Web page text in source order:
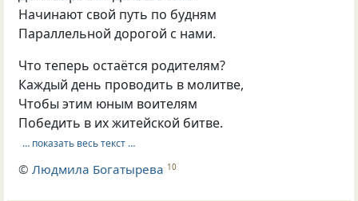
Начинают свой путь по будням
Параллельной дорогой с нами.
Что теперь остаётся родителям?
Каждый день проводить в молитве,
Чтобы этим юным воителям
Победить в их житейской битве.
… показать весь текст …
©Людмила Богатырева 10